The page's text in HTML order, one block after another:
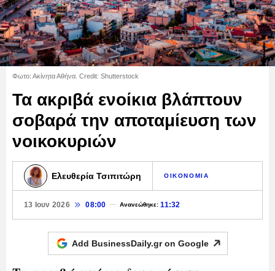
Φωτο: Ακίνητα Αθήνα. Credit: Shutterstock
Τα ακριβά ενοίκια βλάπτουν
σοβαρά την αποταμίευση των
νοικοκυριών
Ελευθερία Τσιπιτώρη ΟΙΚΟΝΟΜΙΑ
13 Ιουν 2026 08:00 Ανανεώθηκε:11:32
Add BusinessDaily.gr on Google